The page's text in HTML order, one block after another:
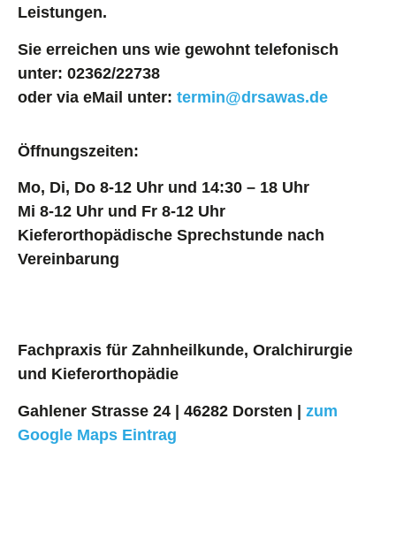
Leistungen.
Sie erreichen uns wie gewohnt telefonisch
unter: 02362/22738
oder via eMail unter: termin@drsawas.de
Öffnungszeiten:
Mo, Di, Do 8-12 Uhr und 14:30 – 18 Uhr
Mi 8-12 Uhr und Fr 8-12 Uhr
Kieferorthopädische Sprechstunde nach
Vereinbarung
Fachpraxis für Zahnheilkunde, Oralchirurgie
und Kieferorthopädie
Gahlener Strasse 24 | 46282 Dorsten | zum
Google Maps Eintrag